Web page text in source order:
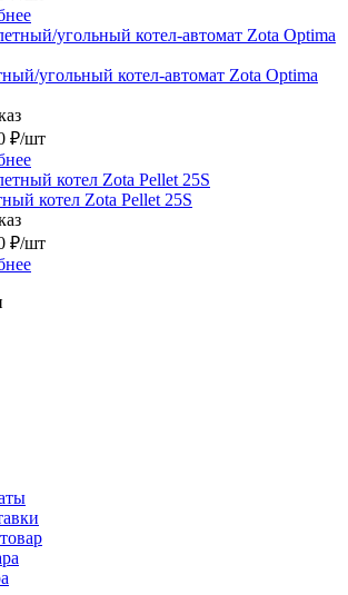
угольный котел-автомат Zota Optima
₽/шт
котел Zota Pellet 25S
₽/шт